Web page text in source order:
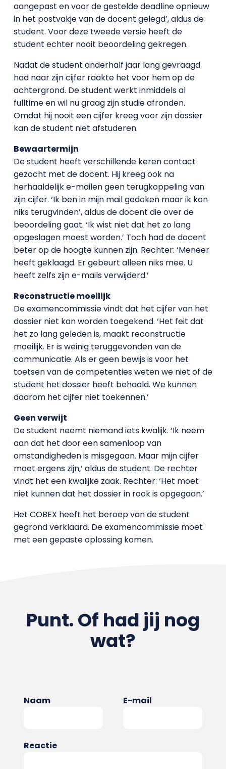
aangepast en voor de gestelde deadline opnieuw
in het postvakje van de docent gelegd’, aldus de
student. Voor deze tweede versie heeft de
student echter nooit beoordeling gekregen.
Nadat de student anderhalf jaar lang gevraagd
had naar zijn cijfer raakte het voor hem op de
achtergrond. De student werkt inmiddels al
fulltime en wil nu graag zijn studie afronden.
Omdat hij nooit een cijfer kreeg voor zijn dossier
kan de student niet afstuderen.
Bewaartermijn
De student heeft verschillende keren contact
gezocht met de docent. Hij kreeg ook na
herhaaldelijk e-mailen geen terugkoppeling van
zijn cijfer. ‘Ik ben in mijn mail gedoken maar ik kon
niks terugvinden’, aldus de docent die over de
beoordeling gaat. ‘Ik wist niet dat het zo lang
opgeslagen moest worden.’ Toch had de docent
beter op de hoogte kunnen zijn. Rechter: ‘Meneer
heeft geklaagd. Er gebeurt alleen niks mee. U
heeft zelfs zijn e-mails verwijderd.’
Reconstructie moeilijk
De examencommissie vindt dat het cijfer van het
dossier niet kan worden toegekend. ‘Het feit dat
het zo lang geleden is, maakt reconstructie
moeilijk. Er is weinig teruggevonden van de
communicatie. Als er geen bewijs is voor het
toetsen van de competenties weten we niet of de
student het dossier heeft behaald. We kunnen
daarom het cijfer niet toekennen.’
Geen verwijt
De student neemt niemand iets kwalijk. ‘Ik neem
aan dat het door een samenloop van
omstandigheden is misgegaan. Maar mijn cijfer
moet ergens zijn,’ aldus de student. De rechter
vindt het een kwalijke zaak. Rechter: ‘Het moet
niet kunnen dat het dossier in rook is opgegaan.’
Het COBEX heeft het beroep van de student
gegrond verklaard. De examencommissie moet
met een gepaste oplossing komen.
Punt. Of had jij nog
wat?
Naam E-mail
Reactie